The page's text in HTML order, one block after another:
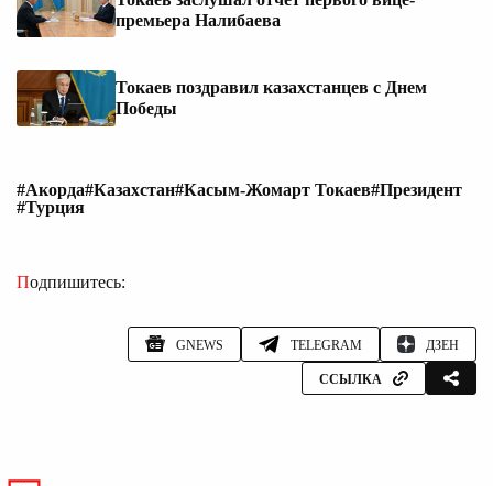
премьера Налибаева
Токаев поздравил казахстанцев с Днем
Победы
#Акорда#Казахстан#Касым-Жомарт Токаев#Президент
#Турция
Подпишитесь:
GNEWS TELEGRAM ДЗЕН
ССЫЛКА